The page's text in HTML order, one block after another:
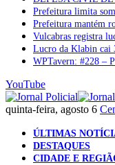
Prefeitura limita
Prefeitura mantém
Vulcabras registra
Lucro da Klabin cai
WPTavern: #228 –
YouTube
quinta-feira, agosto 6
ÚLTIMAS
DESTAQUES
CIDADE E